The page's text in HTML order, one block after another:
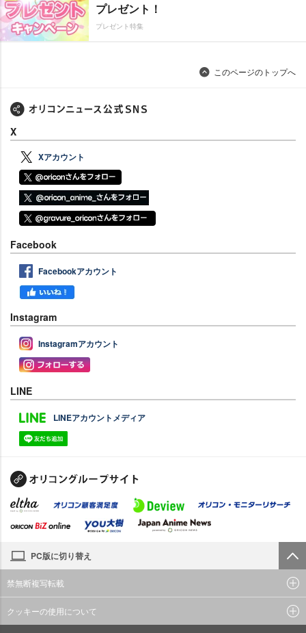
プレゼント！
プレゼント特集
このページのトップへ
X
Xアカウント
Facebook
Facebookアカウント
Instagram
Instagramアカウント
LINE
LINEアカウントメディア
PC版に切り替え
禁無断複写転載
クッキーの使用について